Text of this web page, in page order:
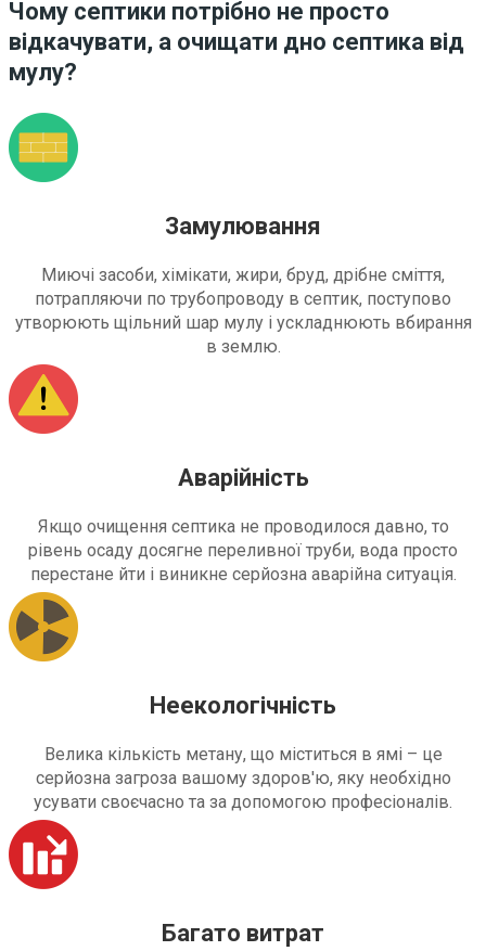
Чому септики потрібно не просто
відкачувати, а очищати дно септика від
мулу?
Замулювання
Миючі засоби, хімікати, жири, бруд, дрібне сміття,
потрапляючи по трубопроводу в септик, поступово
утворюють щільний шар мулу і ускладнюють вбирання
в землю.
Аварійність
Якщо очищення септика не проводилося давно, то
рівень осаду досягне переливної труби, вода просто
перестане йти і виникне серйозна аварійна ситуація.
Неекологічність
Велика кількість метану, що міститься в ямі – це
серйозна загроза вашому здоров'ю, яку необхідно
усувати своєчасно та за допомогою професіоналів.
Багато витрат